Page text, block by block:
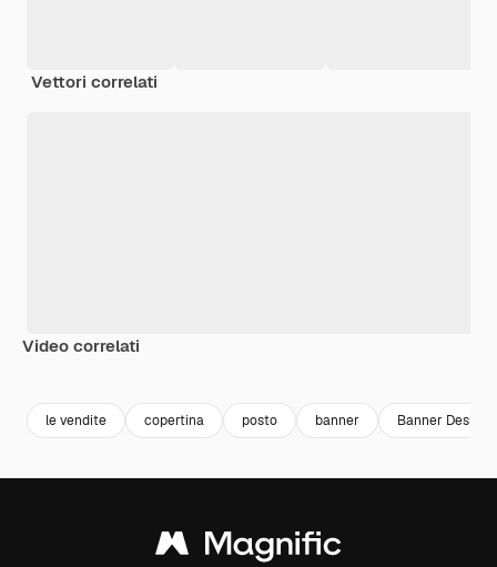
Vettori correlati
Video correlati
le vendite copertina posto banner Banner Design